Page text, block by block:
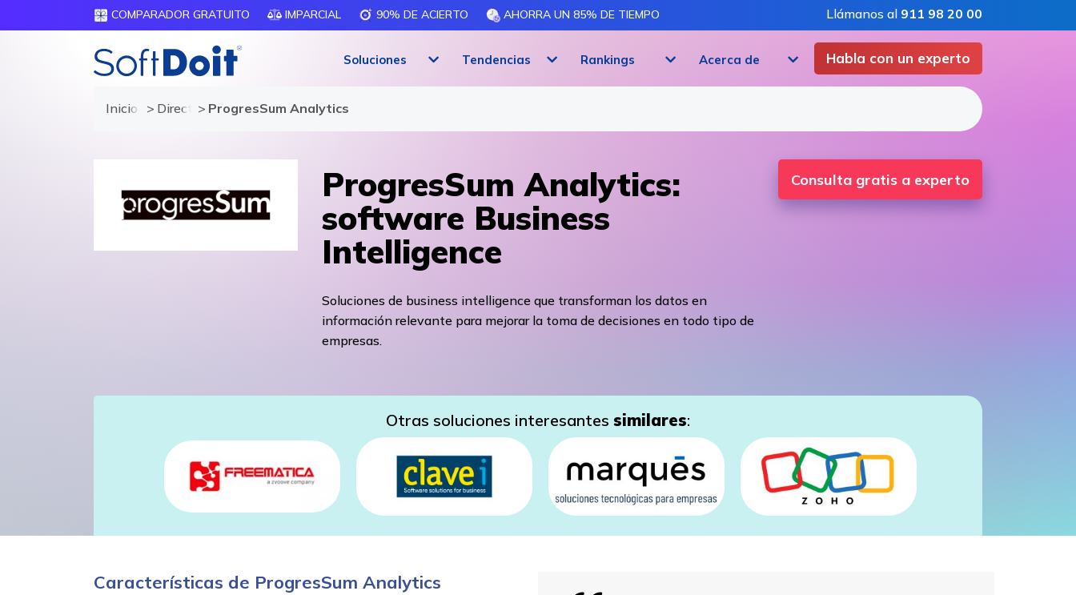
COMPARADOR GRATUITO IMPARCIAL 90% DE ACIERTO AHORRA UN 85% DE TIEMPO Llámanos al 911 98 20 00
Habla con un experto
Soluciones Tendencias Rankings Acerca de
Inicio Directorio de proveedores
ProgresSum Analytics
ProgresSum Analytics:
software Business
Intelligence
Soluciones de business intelligence que transforman los datos en
información relevante para mejorar la toma de decisiones en todo tipo de
empresas.
Consulta gratis a experto
Otras soluciones interesantes similares:
Características de ProgresSum Analytics